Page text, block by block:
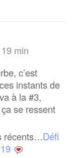
min
c’est
instants de
à la #3,
se ressent
récents…Défi